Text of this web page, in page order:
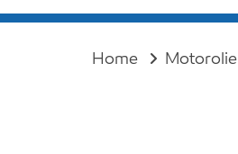
Home Motorolie